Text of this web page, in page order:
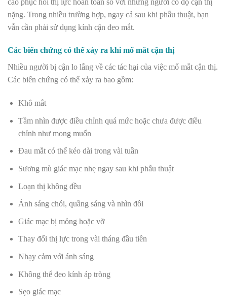
nặng. Trong nhiều trường hợp, ngay cả sau khi phẫu thuật, bạn
vẫn cần phải sử dụng kính cận đeo mắt.
Các biến chứng có thể xảy ra khi mổ mắt cận thị
Nhiều người bị cận lo lắng về các tác hại của việc mổ mắt cận thị.
Các biến chứng có thể xảy ra bao gồm:
Khô mắt
Tầm nhìn được điều chỉnh quá mức hoặc chưa được điều
chỉnh như mong muốn
Đau mắt có thể kéo dài trong vài tuần
Sương mù giác mạc nhẹ ngay sau khi phẫu thuật
Loạn thị không đều
Ánh sáng chói, quầng sáng và nhìn đôi
Giác mạc bị mỏng hoặc vỡ
Thay đổi thị lực trong vài tháng đầu tiên
Nhạy cảm với ánh sáng
Không thể đeo kính áp tròng
Sẹo giác mạc